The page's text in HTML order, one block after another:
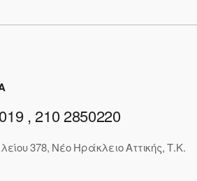
, 210 2850220
378, Νέο Ηράκλειο Αττικής, Τ.Κ.